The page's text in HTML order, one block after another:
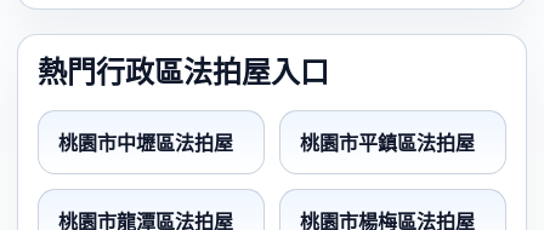
熱門行政區法拍屋入口
桃園市中壢區法拍屋 桃園市平鎮區法拍屋
桃園市龍潭區法拍屋 桃園市楊梅區法拍屋